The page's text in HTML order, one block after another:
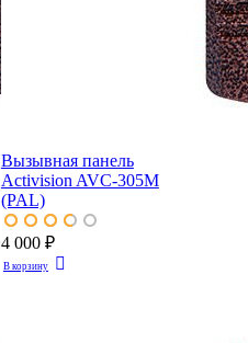
Вызывная панель
Activision AVC-305М
(PAL)
4 000 ₽
В корзину